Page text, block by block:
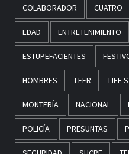
COLABORADOR CUATRO
EDAD ENTRETENIMIENTO
ESTUPEFACIENTES
HOMBRES LEER LIFE
MONTERÍA NACIONAL
POLICÍA PRESUNTAS